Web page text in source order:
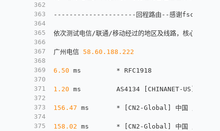
362
363
364
365
366
367
368
369
370
371
372
373
374
375
---------------------回程路由--感谢
依次测试电信/联通/移动经过的地区及线路，核心程序
广州电信 58.60 .188 .222
6.50 ms         * RFC1918
1.20 ms         AS4134 [ CHINANET-US ]
156.47 ms       * [ CN2-Global ] 中国 广东
158.02 ms       * [ CN2-Global ] 中国 广东